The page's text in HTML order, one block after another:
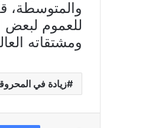
للعموم لبعض
ومشتقاته
زيادة في